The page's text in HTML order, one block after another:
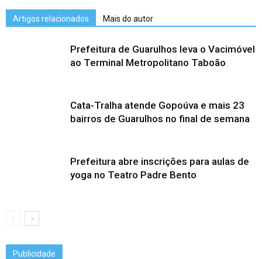
Artigos relacionados Mais do autor
Prefeitura de Guarulhos leva o Vacimóvel
ao Terminal Metropolitano Taboão
Cata-Tralha atende Gopoúva e mais 23
bairros de Guarulhos no final de semana
Prefeitura abre inscrições para aulas de
yoga no Teatro Padre Bento
Publicidade